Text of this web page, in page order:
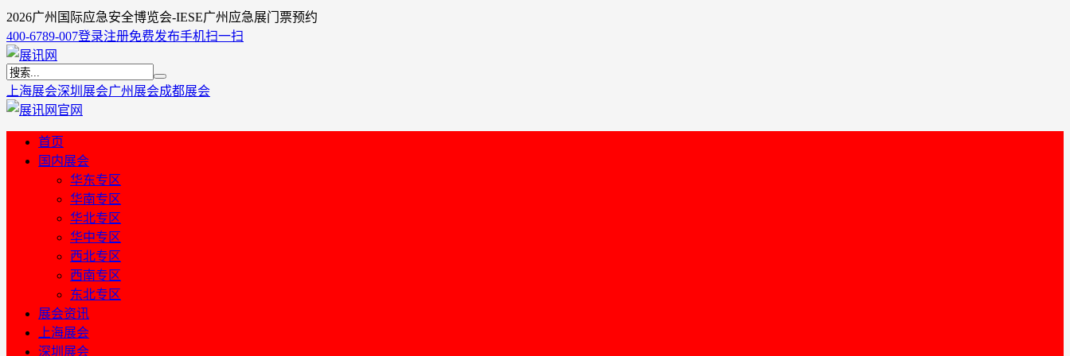
2026广州国际应急安全博览会-IESE广州应急展门票预约
400-6789-007登录注册免费发布手机扫一扫
上海展会深圳展会广州展会成都展会
首页
国内展会
华东专区
华南专区
华北专区
华中专区
西北专区
西南专区
东北专区
展会资讯
上海展会
深圳展会